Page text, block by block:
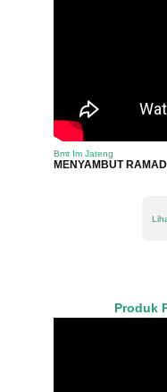
Bmt Im Jateng
MENYAMBUT
Produk